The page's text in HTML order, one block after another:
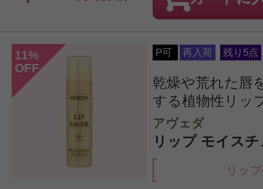
11%
OFF
P可 再入荷 残り5点
乾燥や荒れた唇
する植物性リッ
アヴェダ
リップ モイス
リッ